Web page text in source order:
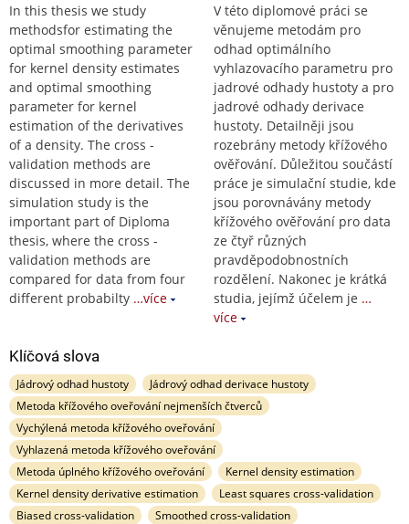
In this thesis we study
methodsfor estimating the
optimal smoothing parameter
for kernel density estimates
and optimal smoothing
parameter for kernel
estimation of the derivatives
of a density. The cross -
validation methods are
discussed in more detail. The
simulation study is the
important part of Diploma
thesis, where the cross -
validation methods are
compared for data from four
different probabilty …více
V této diplomové práci se
věnujeme metodám pro
odhad optimálního
vyhlazovacího parametru pro
jadrové odhady hustoty a pro
jadrové odhady derivace
hustoty. Detailněji jsou
rozebrány metody křížového
ověřování. Důležitou součástí
práce je simulační studie, kde
jsou porovnávány metody
křížového ověřování pro data
ze čtyř různých
pravděpodobnostních
rozdělení. Nakonec je krátká
studia, jejímž účelem je …
více
Klíčová slova
Jádrový odhad hustoty
Jádrový odhad derivace hustoty
Metoda křížového oveřování nejmenších čtverců
Vychýlená metoda křížového oveřování
Vyhlazená metoda křížového oveřování
Metoda úplného křížového oveřování
Kernel density estimation
Kernel density derivative estimation
Least squares cross-validation
Biased cross-validation
Smoothed cross-validation